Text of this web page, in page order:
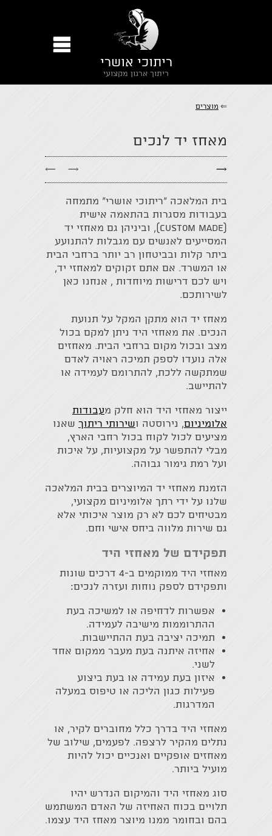
ריתוכי אושרי
ריתוך ארגון מקצועי
⇐ מוצרים
מאחז יד לנכים
→
→
←
בית המלאכה ״ריתוכי אושרי״ מתמחה
בעבודות מסגרות בהתאמה אישית
(custom made), וביניהן גם מאחזי יד
המסייעים לאנשים עם מגבלות להתנועע
ביתר קלות ובביטחון רב יותר ברחבי הבית
או המשרד. אם אתם זקוקים למאחזי יד,
ויש לכם דרישות מיוחדות , אנחנו כאן
לשירותכם.
מאחז יד הוא מתקן המקל על תנועת
הנכים. את מאחזי היד ניתן למקם בכול
מצב ובכול מקום ברחבי הבית. מאחזים
אלה נועדו לספק תמיכה ראויה לאדם
שמתקשה ללכת, להתרומם לעמידה או
להתיישב.
ייצור מאחזי היד הוא חלק מעבודות
אלומיניום, נירוסטה ושירותי ריתוך שאנו
מציעים לכול לקוח בכול רחבי הארץ,
מבלי להתפשר על מקצועיות, על איכות
ועל רמת גימור גבוהה.
הזמנת מאחזי יד המיוצרים בבית המלאכה
שלנו על ידי רתך אלומיניום מקצועי,
מבטיחים לכם לא רק מוצר איכותי אלא
גם שירות מלווה ביחס אישי וחם.
תפקידם של מאחזי היד
מאחזי היד ממוקמים ב-4 דרכים שונות
ותפקידם לספק נוחות ועזרה לנכים:
אפשרות לדחיפה או למשיכה בעת
ההתרוממות מישיבה לעמידה.
תמיכה יציבה בעת ההתיישבות.
אחיזה איתנה בעת מעבר ממקום אחד
לשני.
איזון בעת עמידה או בעת ביצוע
פעילות כגון הליכה או טיפוס במעלה
המדרגות.
מאחזי היד בדרך כלל מחוברים לקיר, או
נתלים מהקיר לרצפה. לפעמים, שילוב של
מאחזים אופקיים ואנכיים יכול להיות
מועיל ביותר.
סוג מאחזי היד והמיקום הנדרש יהיו
תלויים בכוח האחיזה של האדם המשתמש
בהם ובחומר ממנו מיוצר מאחז היד עצמו.